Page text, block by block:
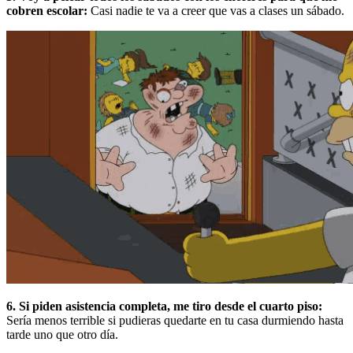
cobren escolar: Casi nadie te va a creer que vas a clases un sábado.
6. Si piden asistencia completa, me tiro desde el cuarto piso:
Sería menos terrible si pudieras quedarte en tu casa durmiendo hasta
tarde uno que otro día.